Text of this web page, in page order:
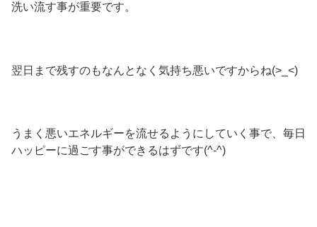
洗い流す事が重要です。
翌日まで残すのもなんとなく気持ち悪いですからね(>_<)
うまく悪いエネルギーを流せるようにしていく事で、毎日
ハッピーに過ごす事ができるはずです(^-^)